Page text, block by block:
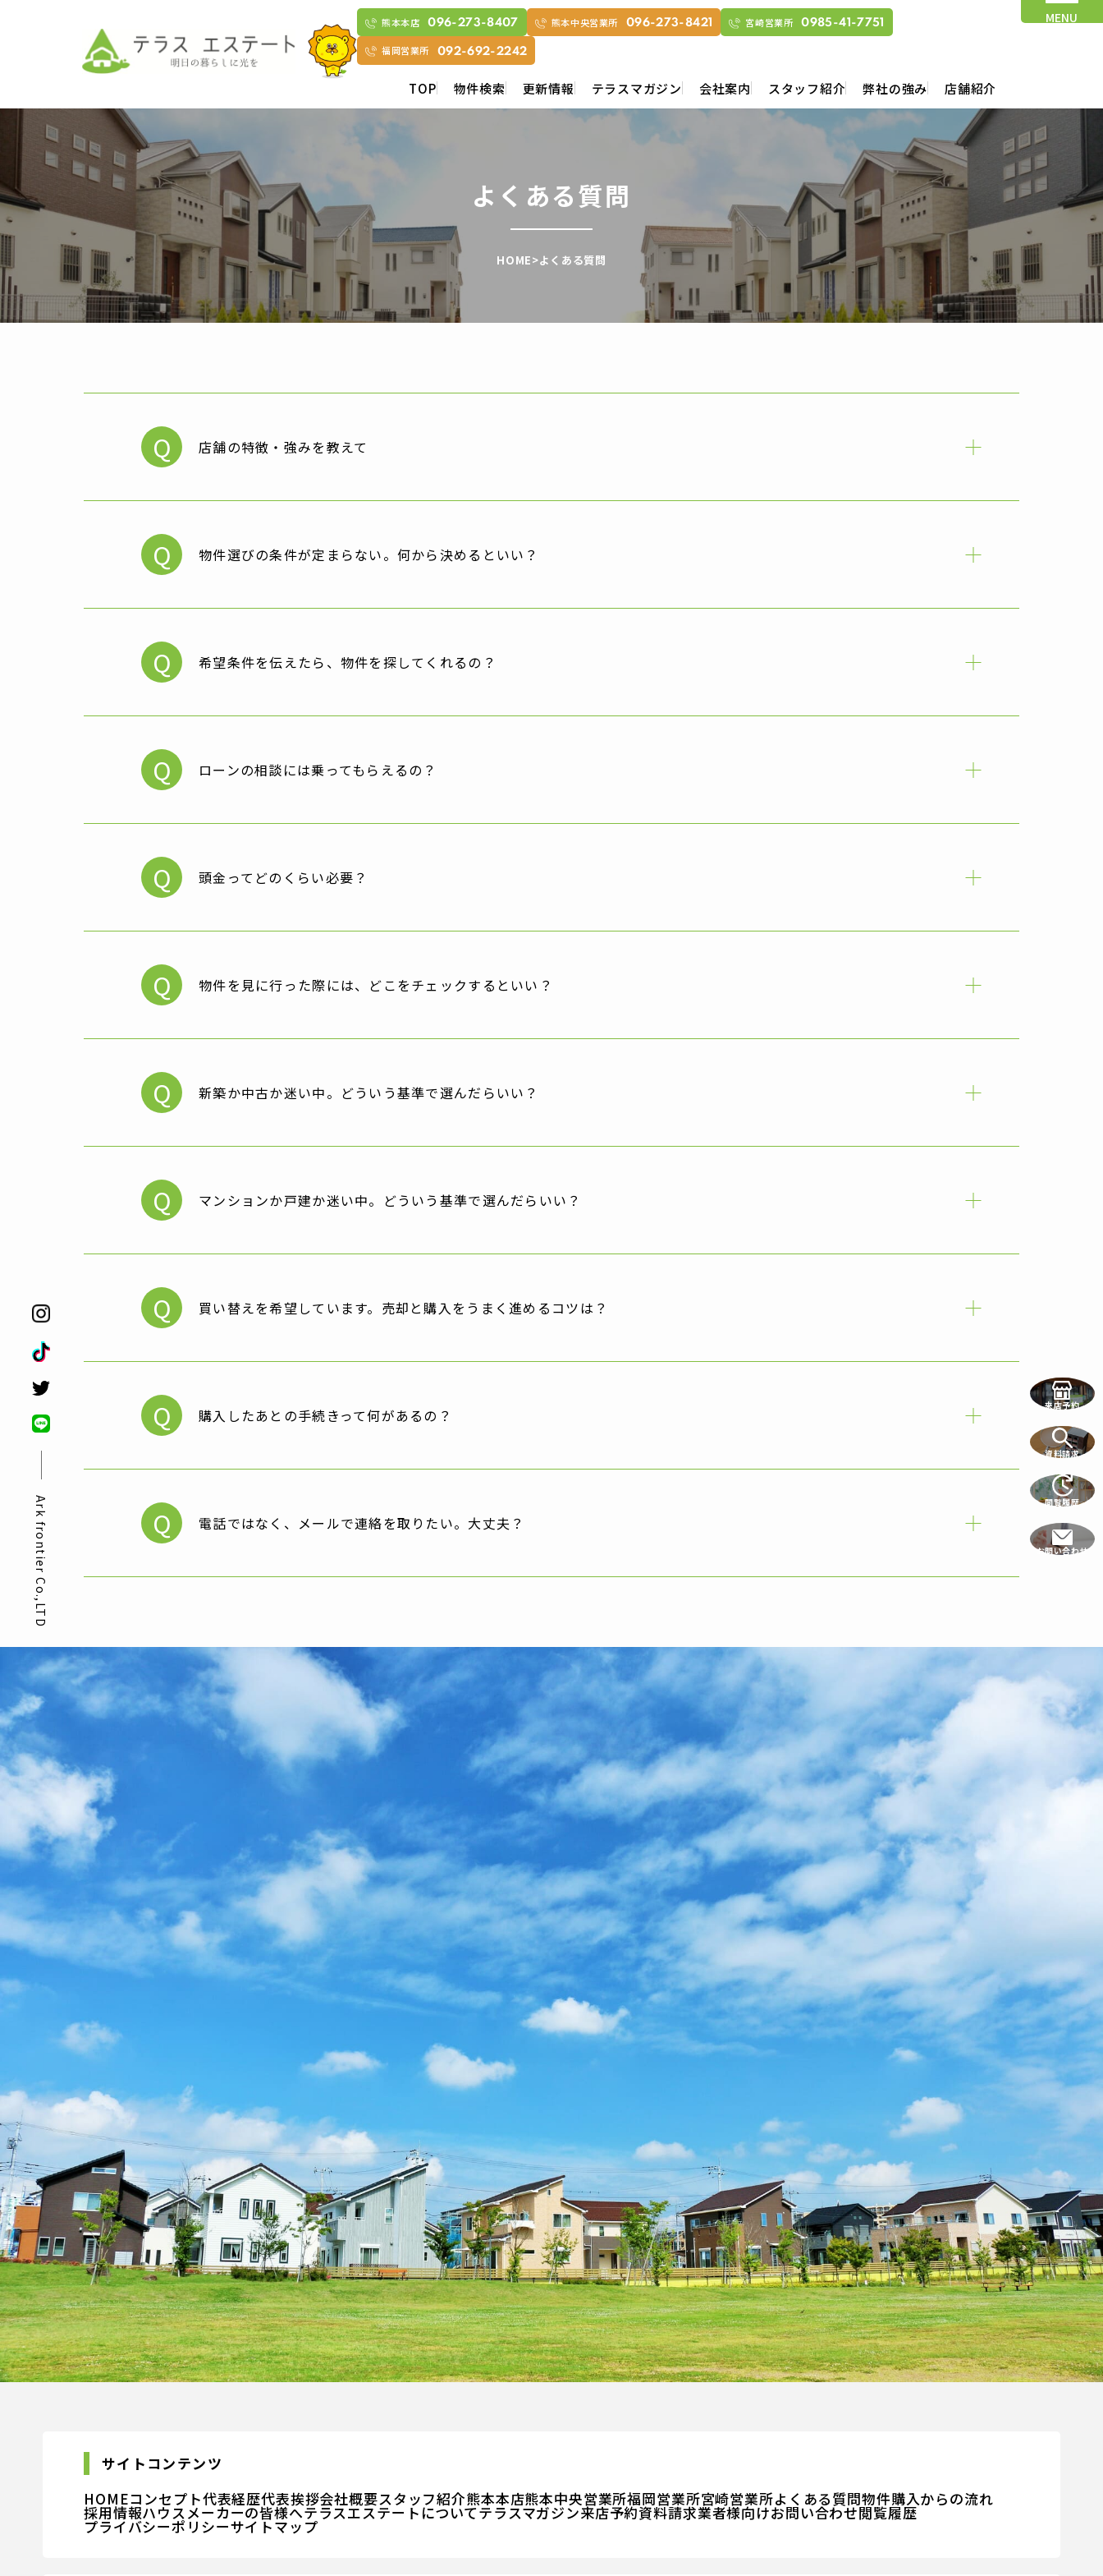
熊本本店 096-273-8407 熊本中央営業所 096-273-8421 宮崎営業所 0985-41-7751
福岡営業所 092-692-2242
TOP 物件検索 更新情報 テラスマガジン 会社案内 スタッフ紹介 弊社の強み 店舗紹介
MENU
Ark frontier Co.,LTD
来店予約
資料請求
閲覧履歴
お問い合わせ
よくある質問
HOME>よくある質問
Q 店舗の特徴・強みを教えて
Q 物件選びの条件が定まらない。何から決めるといい？
Q 希望条件を伝えたら、物件を探してくれるの？
Q ローンの相談には乗ってもらえるの？
Q 頭金ってどのくらい必要？
Q 物件を見に行った際には、どこをチェックするといい？
Q 新築か中古か迷い中。どういう基準で選んだらいい？
Q マンションか戸建か迷い中。どういう基準で選んだらいい？
Q 買い替えを希望しています。売却と購入をうまく進めるコツは？
Q 購入したあとの手続きって何があるの？
Q 電話ではなく、メールで連絡を取りたい。大丈夫？
サイトコンテンツ
HOMEコンセプト代表経歴代表挨拶会社概要スタッフ紹介熊本本店熊本中央営業所福岡営業所宮崎営業所よくある質問物件購入からの流れ
採用情報ハウスメーカーの皆様へテラスエステートについてテラスマガジン来店予約資料請求業者様向けお問い合わせ閲覧履歴
プライバシーポリシーサイトマップ